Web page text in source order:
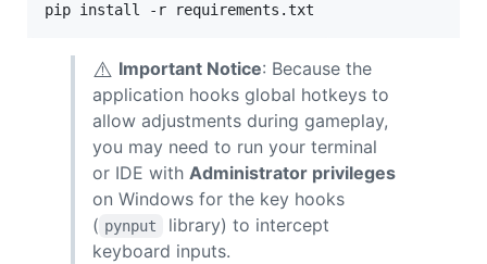
pip install -r requirements.txt
⚠️ Important Notice: Because the
application hooks global hotkeys to
allow adjustments during gameplay,
you may need to run your terminal
or IDE with Administrator privileges
on Windows for the key hooks
( pynput
library) to intercept
keyboard inputs.